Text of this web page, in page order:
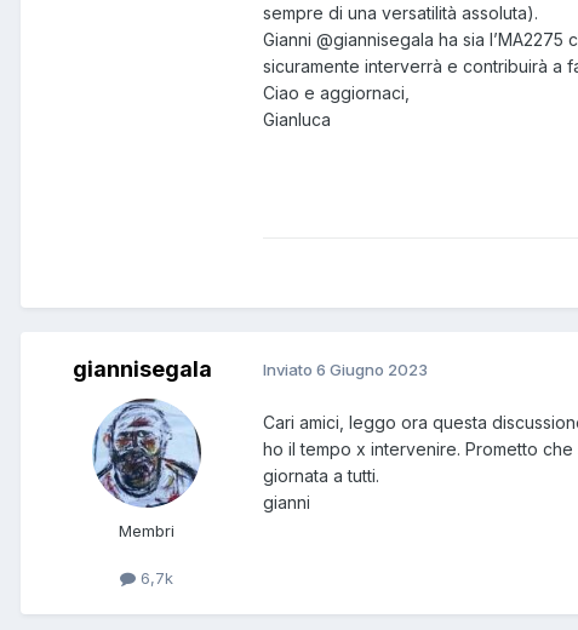
sempre di una versatilità assoluta).
Gianni @giannisegala ha sia l’MA2275
sicuramente interverrà e contribuirà a
Ciao e aggiornaci,
Gianluca
giannisegala
Membri
6,7k
Inviato 6 Giugno 2023
Cari amici, leggo ora questa
ho il tempo x intervenire. Prometto
giornata a tutti.
gianni